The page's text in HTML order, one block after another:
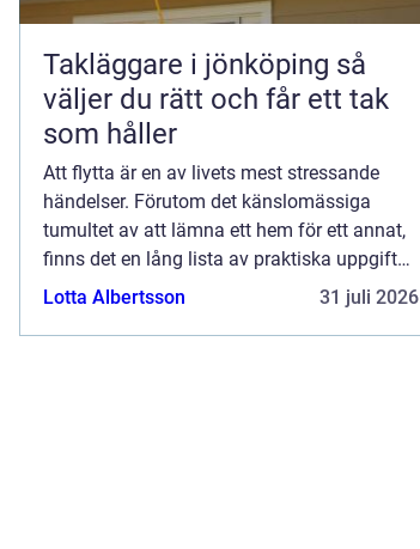
Takläggare i jönköping så
väljer du rätt och får ett tak
som håller
Att flytta är en av livets mest stressande
händelser. Förutom det känslomässiga
tumultet av att lämna ett hem för ett annat,
finns det en lång lista av praktiska uppgifter
som måste hanteras. En av de me...
Lotta Albertsson 31 juli 2026